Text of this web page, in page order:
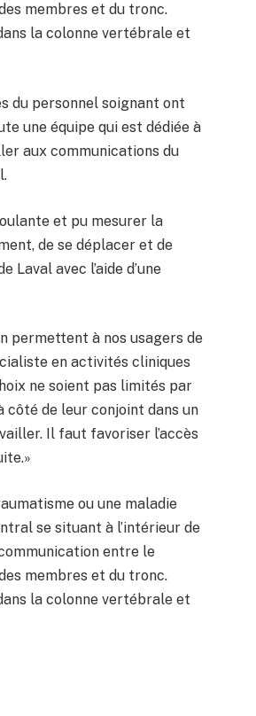
membres et du tronc.
la colonne vertébrale et
du personnel soignant ont
une équipe qui est dédiée à
aux communications du
et pu mesurer la
de se déplacer et de
avec l’aide d’une
permettent à nos usagers de
en activités cliniques
ne soient pas limités par
côté de leur conjoint dans un
Il faut favoriser l’accès
ou une maladie
se situant à l’intérieur de
entre le
membres et du tronc.
la colonne vertébrale et